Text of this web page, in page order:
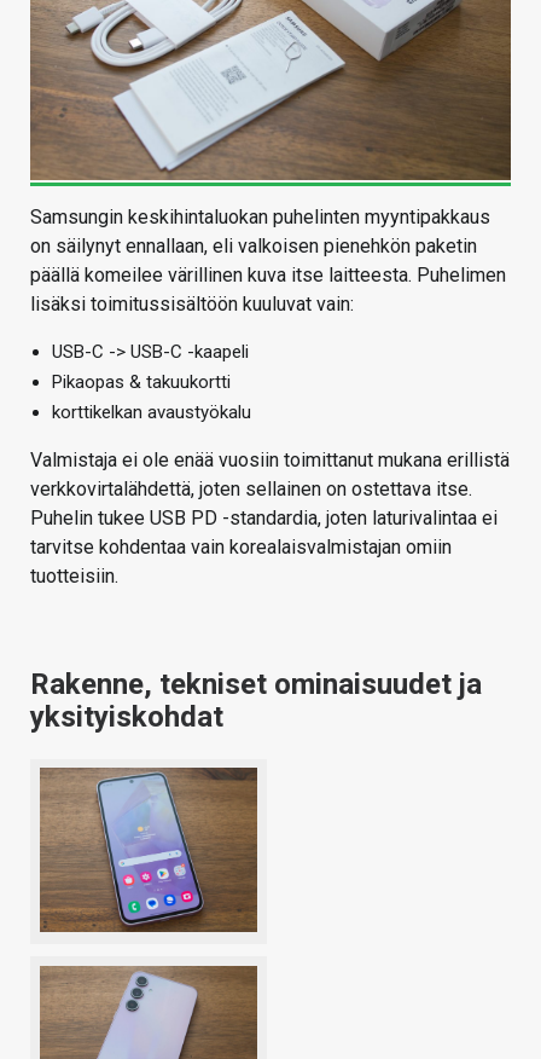
Samsungin keskihintaluokan puhelinten myyntipakkaus
on säilynyt ennallaan, eli valkoisen pienehkön paketin
päällä komeilee värillinen kuva itse laitteesta. Puhelimen
lisäksi toimitussisältöön kuuluvat vain:
USB-C -> USB-C -kaapeli
Pikaopas & takuukortti
korttikelkan avaustyökalu
Valmistaja ei ole enää vuosiin toimittanut mukana erillistä
verkkovirtalähdettä, joten sellainen on ostettava itse.
Puhelin tukee USB PD -standardia, joten laturivalintaa ei
tarvitse kohdentaa vain korealaisvalmistajan omiin
tuotteisiin.
Rakenne, tekniset ominaisuudet ja
yksityiskohdat